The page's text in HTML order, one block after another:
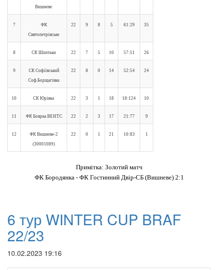
Вишневе
7
ФК
Святопетрівське
22 9 8 5 61:29 35
8 СК Шпитьки 22 7 5 10 57:51 26
9
СК Софіївський
Соф.Борщагівка
22 8 0 14 52:54 24
10 СК Юрівка 22 3 1 18 18:124 10
11 ФК Боярка ВЕНТС 22 2 3 17 21:77 9
12
ФК Вишневе-2
(30001089)
22 0 1 21 10:83 1
Примітка: Золотий матч
ФК Бородянка - ФК Гостинний Двір-СБ (Вишневе) 2:1
6 тур WINTER CUP BRAF
22/23
10.02.2023 19:16